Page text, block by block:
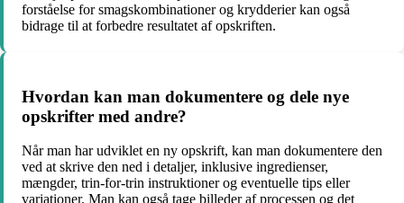
forståelse for smagskombinationer og krydderier kan også
bidrage til at forbedre resultatet af opskriften.
Hvordan kan man dokumentere og dele nye
opskrifter med andre?
Når man har udviklet en ny opskrift, kan man dokumentere den
ved at skrive den ned i detaljer, inklusive ingredienser,
mængder, trin-for-trin instruktioner og eventuelle tips eller
variationer. Man kan også tage billeder af processen og det